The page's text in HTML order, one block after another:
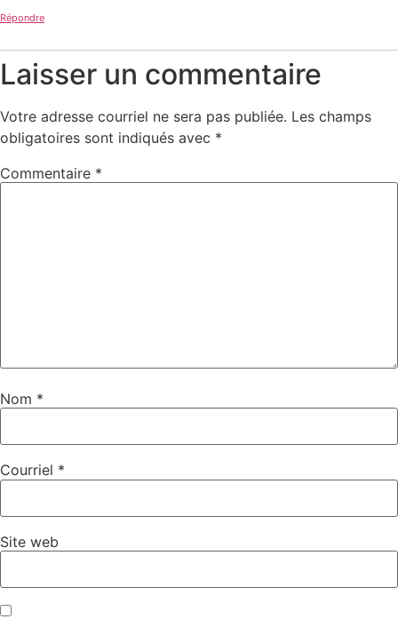
Répondre
Laisser un commentaire
Votre adresse courriel ne sera pas publiée. Les champs
obligatoires sont indiqués avec *
Commentaire *
Nom *
Courriel *
Site web